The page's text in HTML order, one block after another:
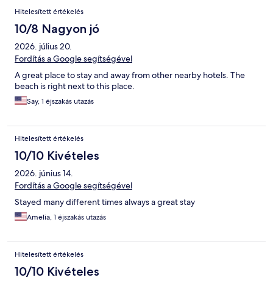
Hitelesített értékelés
10/8 Nagyon jó
2026. július 20.
Fordítás a Google segítségével
A great place to stay and away from other nearby hotels. The
beach is right next to this place.
Say, 1 éjszakás utazás
Hitelesített értékelés
10/10 Kivételes
2026. június 14.
Fordítás a Google segítségével
Stayed many different times always a great stay
Amelia, 1 éjszakás utazás
Hitelesített értékelés
10/10 Kivételes